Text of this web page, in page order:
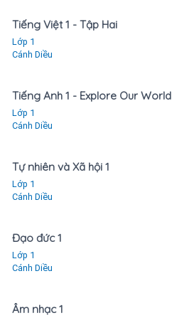
Tiếng Việt 1 - Tập Hai
Lớp 1
Cánh Diều
Tiếng Anh 1 - Explore Our World
Lớp 1
Cánh Diều
Tự nhiên và Xã hội 1
Lớp 1
Cánh Diều
Đạo đức 1
Lớp 1
Cánh Diều
Âm nhạc 1